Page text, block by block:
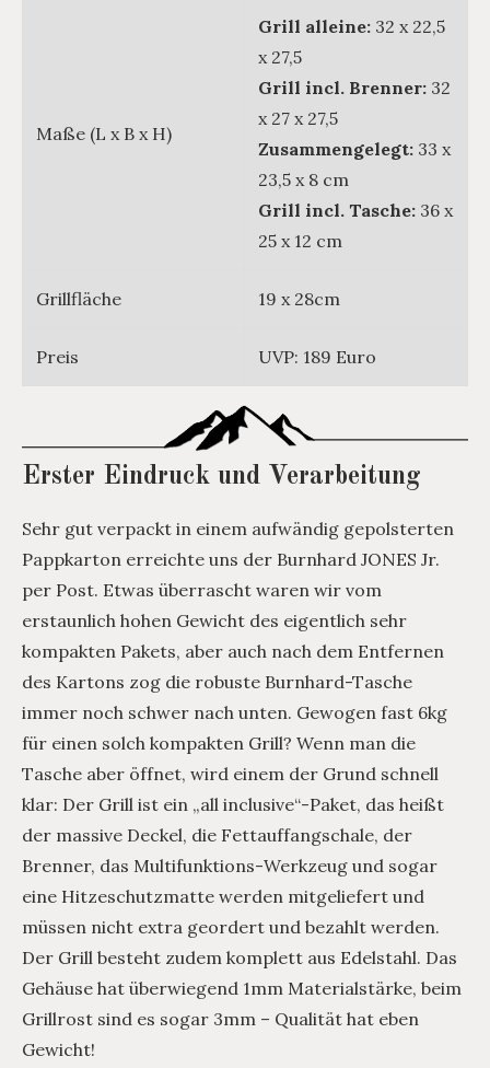
Maße (L x B x H)
Grill alleine: 32 x 22,5
x 27,5
Grill incl. Brenner: 32
x 27 x 27,5
Zusammengelegt: 33 x
23,5 x 8 cm
Grill incl. Tasche: 36 x
25 x 12 cm
Grillfläche 19 x 28cm
Preis UVP: 189 Euro
Erster Eindruck und Verarbeitung
Sehr gut verpackt in einem aufwändig gepolsterten
Pappkarton erreichte uns der Burnhard JONES Jr.
per Post. Etwas überrascht waren wir vom
erstaunlich hohen Gewicht des eigentlich sehr
kompakten Pakets, aber auch nach dem Entfernen
des Kartons zog die robuste Burnhard-Tasche
immer noch schwer nach unten. Gewogen fast 6kg
für einen solch kompakten Grill? Wenn man die
Tasche aber öffnet, wird einem der Grund schnell
klar: Der Grill ist ein „all inclusive“-Paket, das heißt
der massive Deckel, die Fettauffangschale, der
Brenner, das Multifunktions-Werkzeug und sogar
eine Hitzeschutzmatte werden mitgeliefert und
müssen nicht extra geordert und bezahlt werden.
Der Grill besteht zudem komplett aus Edelstahl. Das
Gehäuse hat überwiegend 1mm Materialstärke, beim
Grillrost sind es sogar 3mm – Qualität hat eben
Gewicht!